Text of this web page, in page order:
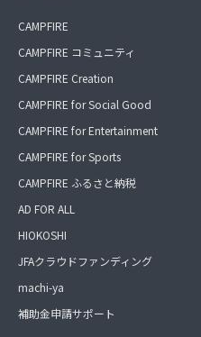
CAMPFIRE
CAMPFIRE コミュニティ
CAMPFIRE Creation
CAMPFIRE for Social Good
CAMPFIRE for Entertainment
CAMPFIRE for Sports
CAMPFIRE ふるさと納税
AD FOR ALL
HIOKOSHI
JFAクラウドファンディング
machi-ya
補助金申請サポート